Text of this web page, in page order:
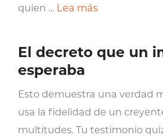
quien … Lea más
El decreto que un
esperaba
Esto demuestra una verdad
usa la fidelidad de un
multitudes. Tu testimonio